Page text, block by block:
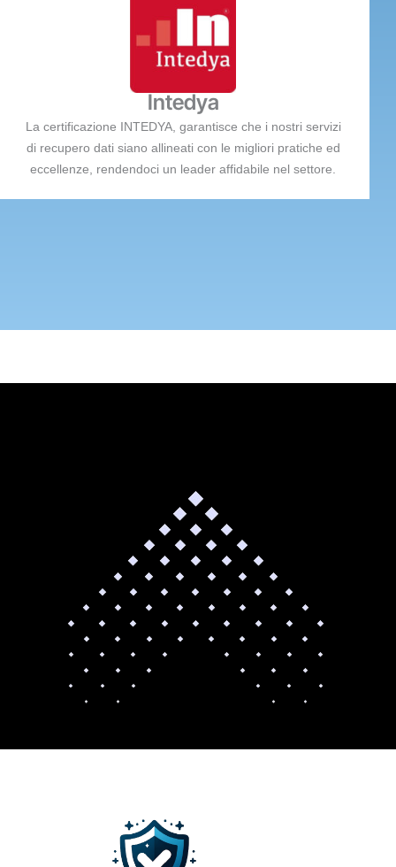
Intedya
La certificazione INTEDYA, garantisce che i nostri servizi
di recupero dati siano allineati con le migliori pratiche ed
eccellenze, rendendoci un leader affidabile nel settore.